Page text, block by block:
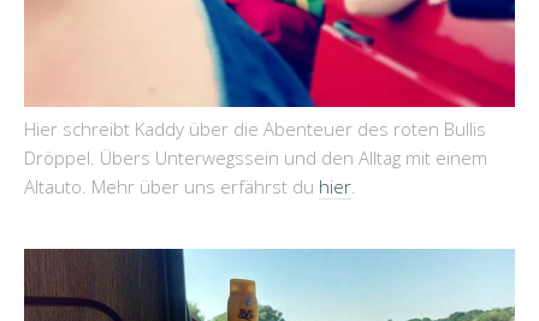
Hier schreibt Kaddy über die Abenteuer des roten Bullis
Dröppel. Übers Unterwegssein und den Alltag mit einem
Altauto. Mehr über uns erfährst du hier